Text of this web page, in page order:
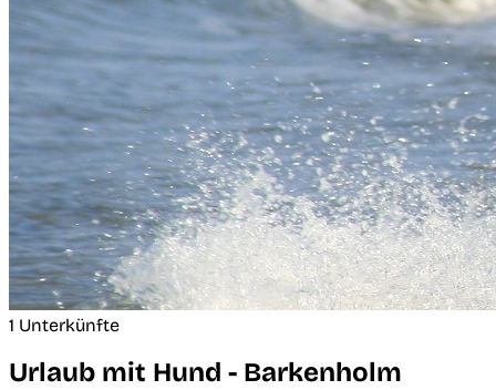
1 Unterkünfte
Urlaub mit Hund - Barkenholm